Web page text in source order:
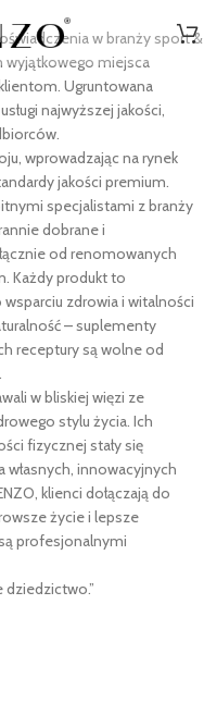
w branży sport &
wyjątkowego miejsca
Ugruntowana
najwyższej jakości,
wprowadzając na rynek
jakości premium.
specjalistami z branży
dobrane i
od renomowanych
Każdy produkt to
zdrowia i witalności
– suplementy
receptury są wolne od
w bliskiej więzi ze
stylu życia. Ich
fizycznej stały się
innowacyjnych
klienci dołączają do
życie i lepsze
profesjonalnymi
dziedzictwo.”